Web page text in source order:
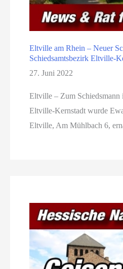
Eltville am Rhein – Neuer
Schiedsamtsbezirk Eltville-
27. Juni 2022
Eltville – Zum Schiedsmann
Eltville-Kernstadt wurde
Eltville, Am Mühlbach 6,